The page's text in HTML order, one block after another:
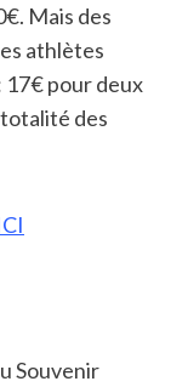
Mais des
athlètes
17€ pour deux
des
Souvenir